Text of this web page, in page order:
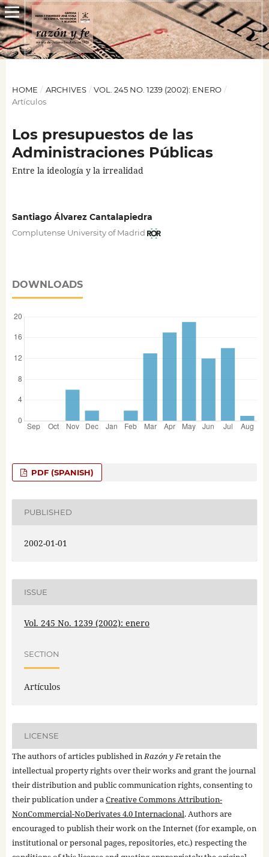
HOME / ARCHIVES / VOL. 245 NO. 1239 (2002): ENERO /
Artículos
Los presupuestos de las
Administraciones Públicas
Entre la ideología y la irrealidad
Santiago Álvarez Cantalapiedra
Complutense University of Madrid
DOWNLOADS
PDF (SPANISH)
PUBLISHED
2002-01-01
ISSUE
Vol. 245 No. 1239 (2002): enero
SECTION
Artículos
LICENSE
The authors of articles published inRazón y Feretain the
intellectual property rights over their works and grant the journal
their distribution and public communication rights, consenting to
their publication under aCreative Commons Attribution-
NonCommercial-NoDerivates 4.0 Internacional. Authors are
encouraged to publish their work on the Internet (for example, on
institutional or personal pages, repositories, etc.) respecting the